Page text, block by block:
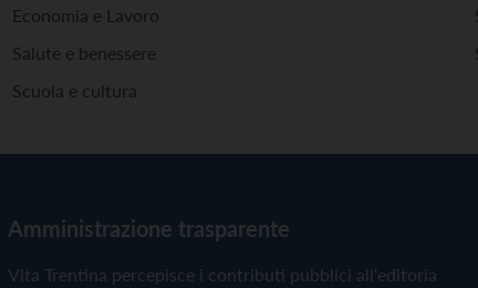
Economia e Lavoro
Salute e benessere
Scuola e cultura
Amministrazione trasparente
Vita Trentina percepisce i contributi pubblici all'editoria